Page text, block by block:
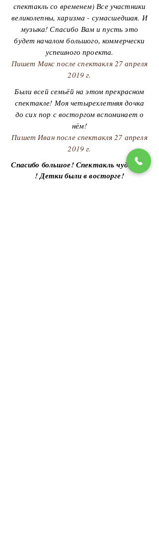
спектакль со временем) Все участники
великолепны, харизма - сумасшедшая. И
музыка! Спасибо Вам и пусть это
будет началом большого, коммерчески
успешного проекта.
Пишет Макс после спектакля 27 апреля
2019 г.
Были всей семьёй на этом прекрасном
спектакле! Моя четырехлетняя дочка
до сих пор с восторгом вспоминает о
нём!
Пишет Иван после спектакля 27 апреля
2019 г.
Спасибо большое! Спектакль чудесный
! Детки были в восторге!